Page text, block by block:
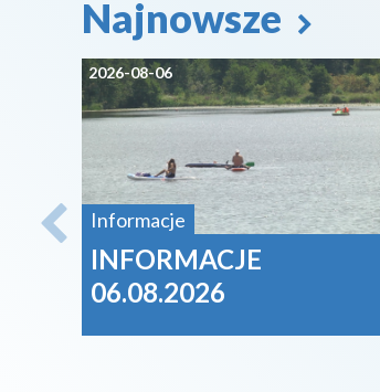
Najnowsze
2026-08-06
Informacje
INFORMACJE
06.08.2026